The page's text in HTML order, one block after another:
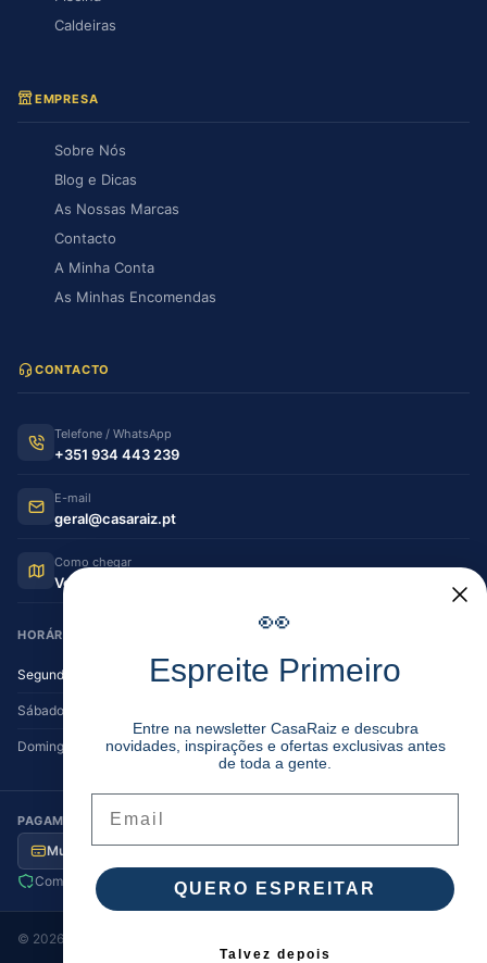
Caldeiras
EMPRESA
Sobre Nós
Blog e Dicas
As Nossas Marcas
Contacto
A Minha Conta
As Minhas Encomendas
CONTACTO
Telefone / WhatsApp
+351 934 443 239
E-mail
geral@casaraiz.pt
Como chegar
Ver no Google Maps
HORÁRIO DE FUNCIONAMENTO
Segunda — Sexta 08:30–12:30 | 14:00–19:30
Sábado
Domingo Encerrado
PAGAMENTO SEGURO
Multibanco MB Way Visa / MC
Transferência
Compra segura
Envio para Portugal
© 2026
👀
Espreite Primeiro
Entre na newsletter CasaRaiz e descubra
novidades, inspirações e ofertas exclusivas antes
de toda a gente.
QUERO ESPREITAR
Talvez depois